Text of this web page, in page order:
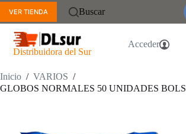
Saltar
contenido
VER TIENDA Buscar
Distribuidora del Sur
Acceder
Inicio / VARIOS /
GLOBOS NORMALES 50 UNIDADES